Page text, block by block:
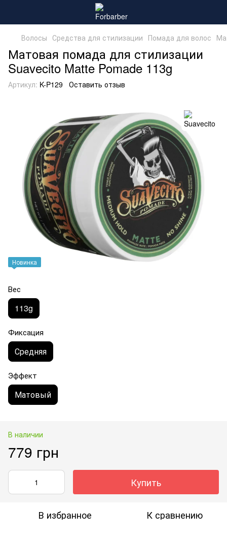
Волосы Средства для стилизации Помада для волос
Матовая помада для стилизации
Suavecito Matte Pomade 113g
Артикул: K-P129 Оставить отзыв
Новинка
Вес
113g
Фиксация
Средняя
Эффект
Матовый
В наличии
779 грн
Купить
В избранное К сравнению